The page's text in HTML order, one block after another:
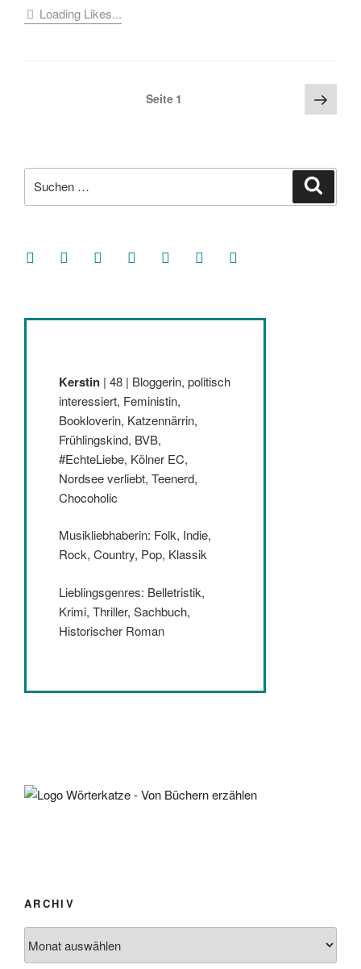
Weltenbummler-
Loading Likes...
Seitennummerierung
Seite 1
Seite
nach:
facebooksoundcloud
twitter mastodoninstagramthreads goodreads
Kerstin | 48 | Bloggerin, politisch
interessiert, Feministin,
Bookloverin, Katzennärrin,
Frühlingskind, BVB,
#EchteLiebe, Kölner EC,
Nordsee verliebt, Teenerd,
Chocoholic
Musikliebhaberin: Folk, Indie,
Rock, Country, Pop, Klassik
Lieblingsgenres: Belletristik,
Krimi, Thriller, Sachbuch,
Historischer Roman
ARCHIV